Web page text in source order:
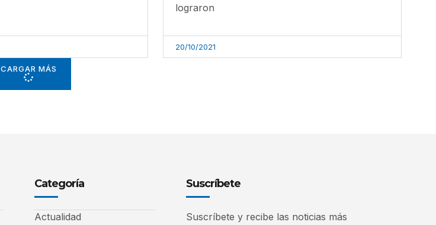
lograron
20/10/2021
CARGAR MÁS
Categoría
Actualidad
Suscríbete
Suscríbete y recibe las noticias más